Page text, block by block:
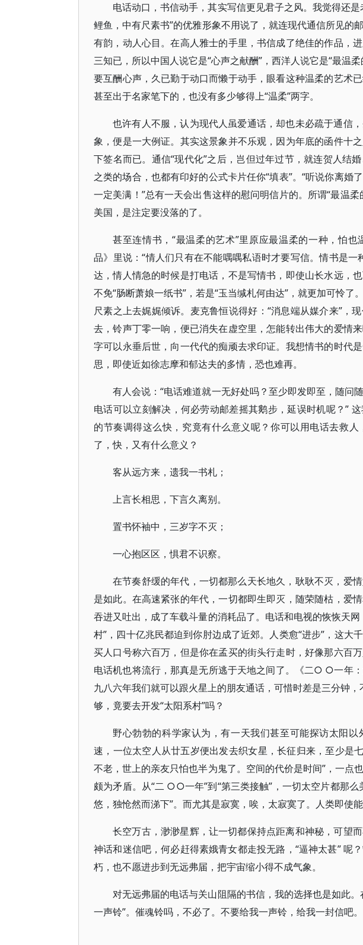
电话动口，书信动手，其实写信更见君子之风。我觉得还
鲤鱼，中有尺素书”的优雅形象不用说了，就连现代通信所见的
有韵，动人心目。在高人雅士的手里，书信成了绝佳的作品，
三知已，所以中国人说它是“心声之献酬”，西洋人说它是“最温
要互酬心声，久已勤于动口而懒于动手，眼看这种温柔的艺术
甚至出于名家笔下的，也没有多少够得上“温柔”两字。
也许有人不服，认为现代人虽爱通话，却也未必疏于通信
象，便是一大例证。其实这景象并不乐观，因为年底的函件十
下签名而已。通信“现代化”之后，岂但过年过节，就连贺人结
之类的场合，也都有印好的公式卡片任你“填表”。“听说你离婚
一定美满！”总有一天会出售这样的慰问明信片的。所谓“最温
美国，是注定要没落的了。
甚至连情书，“最温柔的艺术”里原应最温柔的一种，怕
品》里说：“情人们只有在不能喁喁私语时才要写信。情书是
达，情人情急的时候是打电话，不是写情书，即使山长水远，
不免“肠断萧娘一纸书”，若是“玉当缄札何由达”，就更加可怜了
尺素之上去娓娓倾诉。麦克鲁恒说得好：“消息端从媒介来”，
去，铃声丁零一响，便已消失在虚空里，怎能转出伟大的爱情
字可以永垂后世，向一代代的痴顽去求印证。我想情书的时代
思，即使近如徐志摩和郁达夫的多情，恐也难再。
有人会说：“电话难道就一无好处吗？至少即发即至，随问
电话可以立刻解决，何必劳动邮差摇其鹅步，延误时机呢？”
的节奏调得这么快，究竟有什么意义呢？你可以用电话去救
了，快，又有什么意义？
客从远方来，遗我一书札；
上言长相思，下言久离别。
置书怀袖中，三岁字不灭；
一心抱区区，惧君不识察。
在节奏舒缓的年代，一切都那么天长地久，耿耿不灭，爱
是如此。在高速紧张的年代，一切都即生即灭，随荣随枯，爱
吞进又吐出，成了车载斗量的消耗品了。电话和电视的恢恢天
村”，四十亿兆民都迫到你肘边成了近郊。人类愈“进步”，这大
买人口号称六百万，但是你在孟买的街头行走时，好像那六百
电话机也将流行，那真是无所逃于天地之间了。《二○ ○一年
九八六年我们就可以跟火星上的朋友通话，可惜时差是三分钟，
够，竟要去开发“太阳系村”吗？
野心勃勃的科学家认为，有一天我们甚至可能探访太阳
速，一位太空人从廿五岁便出发去织女星，长征归来，至少是
不老，世上的亲友只怕也半为鬼了。空间的代价是时间”，一点
颇为矛盾。从“二 ○○一年”到“第三类接触”，一切太空片都那
悠，独怆然而涕下”。而尤其是寂寞，唉，太寂寞了。人类即使
长空万古，渺渺星辉，让一切都保持点距离和神秘，可望
神话和迷信吧，何必赶得素娥青女都走投无路，“逼神太甚” 呢
朽，也不愿进步到无远弗届，把宇宙缩小得不成气象。
对无远弗届的电话与关山阻隔的书信，我的选择也是如此
一声铃”。催魂铃吗，不必了。不要给我一声铃，给我一封信吧。